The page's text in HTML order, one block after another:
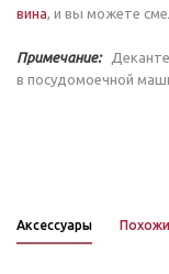
вина, и вы можете
Примечание:
в посудомоечной
Аксессуары